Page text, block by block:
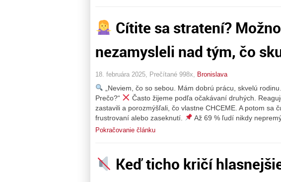
Cítite sa stratení?
nezamysleli nad tým, čo
18. februára 2025, Prečítané 998x, Bronislava
„Neviem, čo so sebou. Mám dobrú prácu, skvelú
Prečo?“
Často žijeme podľa očakávaní druhých.
zastavili a porozmýšľali, čo vlastne CHCEME. A potom sa
frustrovaní alebo zaseknutí.
Až 69 % ľudí nikdy
Pokračovanie článku
Keď ticho kričí